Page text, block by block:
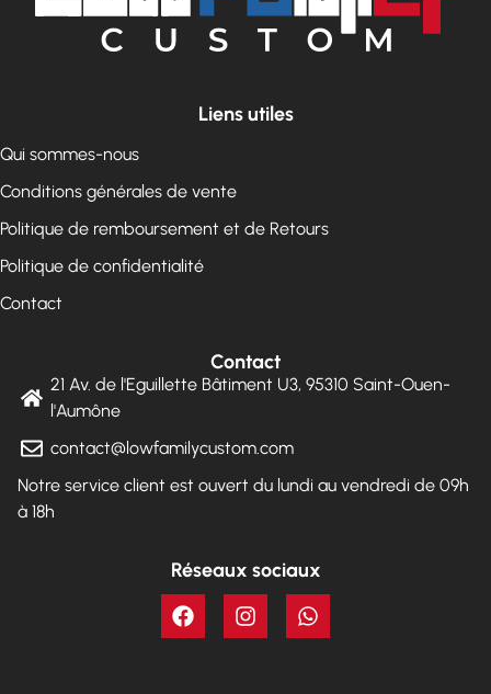
Liens utiles
Qui sommes-nous
Conditions générales de vente
Politique de remboursement et de Retours
Politique de confidentialité
Contact
Contact
21 Av. de l'Eguillette Bâtiment U3, 95310 Saint-Ouen-
l'Aumône
contact@lowfamilycustom.com
Notre service client est ouvert du lundi au vendredi de 09h
à 18h
Réseaux sociaux